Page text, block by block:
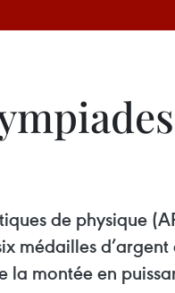
de physique
médailles
montée en